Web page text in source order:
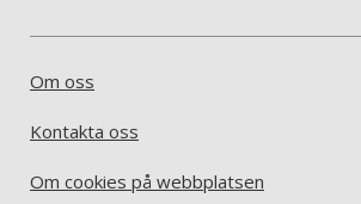
Om oss
Kontakta oss
Om cookies på webbplatsen